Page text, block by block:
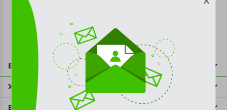
Εγγραφή στο newsletter
Επικοινωνία
211 2000 700
info@plus4u.gr
Χρήσιμες πληροφορίες
Η εταιρία
Βοήθεια